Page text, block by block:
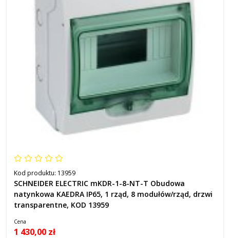
Kod produktu: 13959
SCHNEIDER ELECTRIC mKDR-1-8-NT-T Obudowa
natynkowa KAEDRA IP65, 1 rząd, 8 modułów/rząd, drzwi
transparentne, KOD 13959
Cena
1 430,00 zł